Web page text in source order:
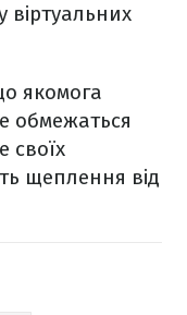
віртуальних
якомога
обмежаться
своїх
щеплення від